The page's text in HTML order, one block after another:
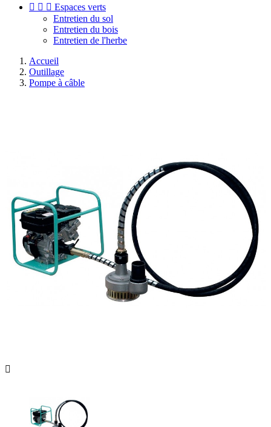
   Espaces verts
Entretien du sol
Entretien du bois
Entretien de l'herbe
Accueil
Outillage
Pompe à câble
